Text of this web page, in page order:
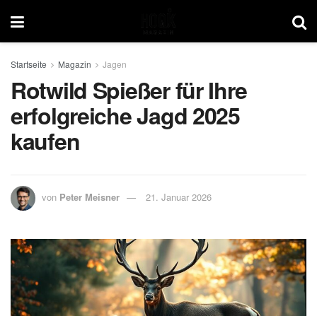
Startseite Magazin Jagen
Rotwild Spießer für Ihre
erfolgreiche Jagd 2025
kaufen
von Peter Meisner 21. Januar 2026